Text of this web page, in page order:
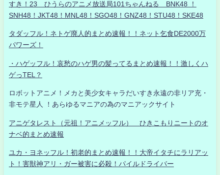
すき！23 ひうらのアニメ放送局101ちゃんねる BNK48 ！
SNH48！JKT48！MNL48！SGO48！GNZ48！STU48！SKE48
タダッフル！ネトゲ廃人的まとめ速報！！ネット乞食DE2000万
パワーズ！
・ハゲッフル！哀愁のハゲ男の髪ってるまとめ速報！！激しくハ
ゲっTEL？
ロボットアニメ！メカと美少女キャラだいすき永遠の非リア充・
非モテ星人 ！あらゆるマニアの為のマニアックサイト
アニゲタレスト（元祖！アニメッフル） ひきこもりニートのオ
ナベ的まとめ速報
ユカ・ヨネッフル！初老的まとめ速報！！大帝イタチにラリアッ
ト！害獣神アリ・ガー被害に必殺！パイルドライバー